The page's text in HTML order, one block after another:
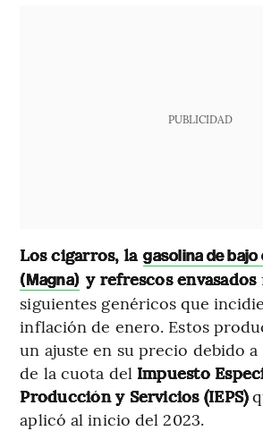
PUBLICIDAD
Los cigarros, la gasolina de
(Magna) y refrescos envasados
siguientes genéricos que
inflación de enero. Estos
un ajuste en su precio debido
de la cuota del Impuesto
Producción y Servicios (IEPS)
aplicó al inicio del 2023.